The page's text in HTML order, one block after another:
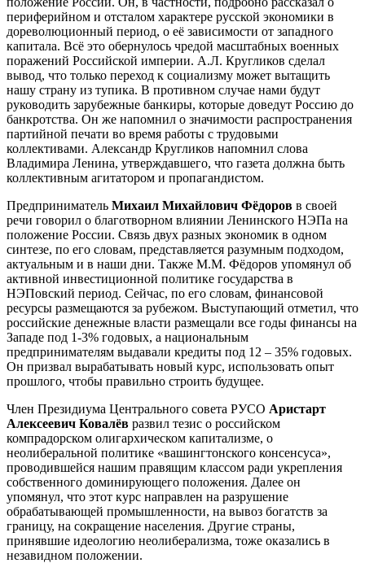
периферийном и отсталом характере русской экономики в
дореволюционный период, о её зависимости от западного
капитала. Всё это обернулось чредой масштабных военных
поражений Российской империи. А.Л. Кругликов сделал
вывод, что только переход к социализму может вытащить
нашу страну из тупика. В противном случае нами будут
руководить зарубежные банкиры, которые доведут Россию до
банкротства. Он же напомнил о значимости распространения
партийной печати во время работы с трудовыми
коллективами. Александр Кругликов напомнил слова
Владимира Ленина, утверждавшего, что газета должна быть
коллективным агитатором и пропагандистом.
Предприниматель Михаил Михайлович Фёдоров в своей
речи говорил о благотворном влиянии Ленинского НЭПа на
положение России. Связь двух разных экономик в одном
синтезе, по его словам, представляется разумным подходом,
актуальным и в наши дни. Также М.М. Фёдоров упомянул об
активной инвестиционной политике государства в
НЭПовский период. Сейчас, по его словам, финансовой
ресурсы размещаются за рубежом. Выступающий отметил, что
российские денежные власти размещали все годы финансы на
Западе под 1-3% годовых, а национальным
предпринимателям выдавали кредиты под 12 – 35% годовых.
Он призвал вырабатывать новый курс, использовать опыт
прошлого, чтобы правильно строить будущее.
Член Президиума Центрального совета РУСО Аристарт
Алексеевич Ковалёв развил тезис о российском
компрадорском олигархическом капитализме, о
неолиберальной политике «вашингтонского консенсуса»,
проводившейся нашим правящим классом ради укрепления
собственного доминирующего положения. Далее он
упомянул, что этот курс направлен на разрушение
обрабатывающей промышленности, на вывоз богатств за
границу, на сокращение населения. Другие страны,
принявшие идеологию неолиберализма, тоже оказались в
незавидном положении.